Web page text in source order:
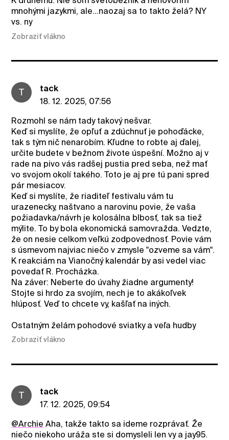
mnohými jazykmi, ale...naozaj sa to takto želá? NY
vs. ny
Zobraziť vlákno
T
tack
18. 12. 2025, 07:56
Rozmohl se nám tady takový nešvar.
Keď si myslíte, že opľuť a zdúchnuť je pohoďácke,
tak s tým nič nenarobím. Kľudne to robte aj ďalej,
určite budete v bežnom živote úspešní. Možno aj v
rade na pivo vás radšej pustia pred seba, než mať
vo svojom okolí takého. Toto je aj pre tú pani spred
pár mesiacov.
Keď si myslíte, že riaditeľ festivalu vám tu
urazenecky, naštvano a narovinu povie, že vaša
požiadavka/návrh je kolosálna blbosť, tak sa tiež
mýlite. To by bola ekonomická samovražda. Vedzte,
že on nesie celkom veľkú zodpovednosť. Povie vám
s úsmevom najviac niečo v zmysle "ozveme sa vám".
K reakciám na Vianočný kalendár by asi vedel viac
povedať R. Procházka.
Na záver: Neberte do úvahy žiadne argumenty!
Stojte si hrdo za svojím, nech je to akákoľvek
hlúposť. Veď to chcete vy, kašľať na iných.
Ostatným želám pohodové sviatky a veľa hudby
Zobraziť vlákno
T
tack
17. 12. 2025, 09:54
@Archie Aha, takže takto sa ideme rozprávať. Že
niečo niekoho uráža ste si domysleli len vy a jay95.